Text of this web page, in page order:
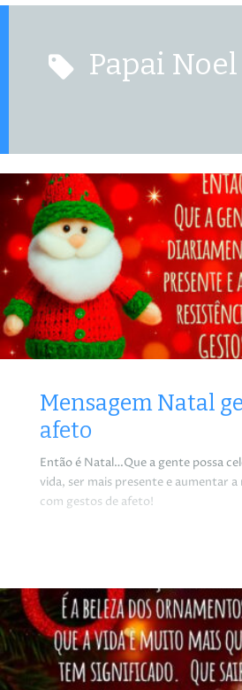
Papai Noel
Mensagem Natal
afeto
Então é Natal…Que a gente possa
vida, ser mais presente e aumentar a
com gestos de afeto!